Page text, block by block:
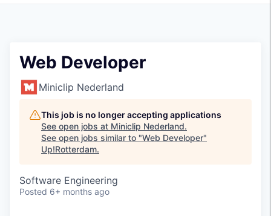
Web Developer
Miniclip Nederland
This job is no longer accepting applications
See open jobs at Miniclip Nederland.
See open jobs similar to "Web Developer"
Up!Rotterdam.
Software Engineering
Posted 6+ months ago